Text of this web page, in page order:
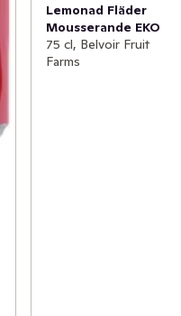
Lemonad Fläder
Mousserande EKO
75 cl, Belvoir Fruit
Farms